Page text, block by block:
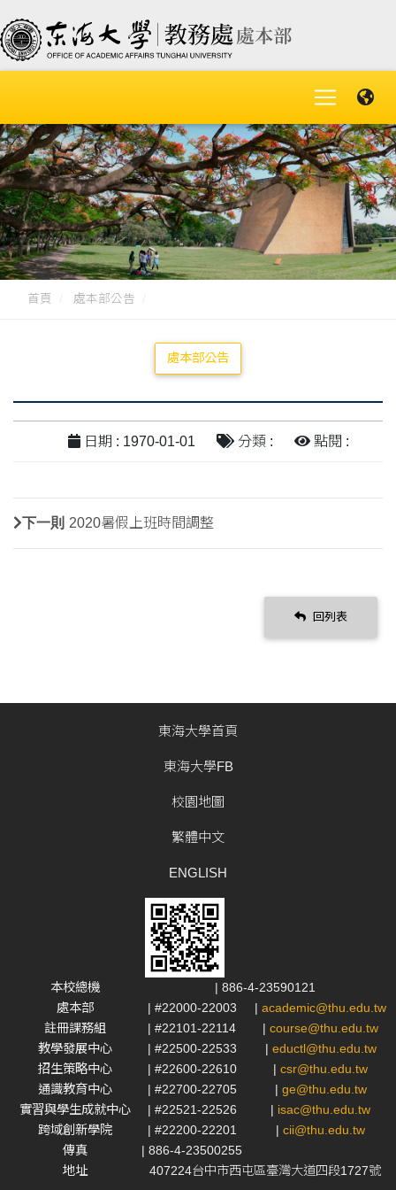
首頁 處本部公告
處本部公告
日期 : 1970-01-01 分類 : 點閱 :
下一則 2020暑假上班時間調整
回列表
東海大學首頁
東海大學FB
校園地圖
繁體中文
ENGLISH
本校總機
| 886-4-23590121
處本部
| #22000-22003 | academic@thu.edu.tw
註冊課務組
| #22101-22114 | course@thu.edu.tw
教學發展中心
| #22500-22533 | eductl@thu.edu.tw
招生策略中心
| #22600-22610 | csr@thu.edu.tw
通識教育中心
| #22700-22705 | ge@thu.edu.tw
實習與學生成就中心
| #22521-22526 | isac@thu.edu.tw
跨域創新學院
| #22200-22201 | cii@thu.edu.tw
傳真
| 886-4-23500255
地址
407224台中市西屯區臺灣大道四段1727號